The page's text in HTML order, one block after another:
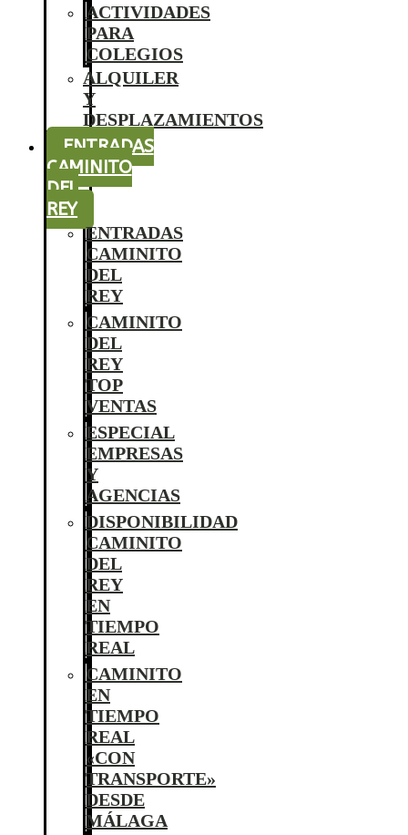
ACTIVIDADES
PARA
COLEGIOS
ALQUILER
Y
DESPLAZAMIENTOS
ENTRADAS
CAMINITO
DEL
REY
ENTRADAS
CAMINITO
DEL
REY
CAMINITO
DEL
REY
TOP
VENTAS
ESPECIAL
EMPRESAS
Y
AGENCIAS
DISPONIBILIDAD
CAMINITO
DEL
REY
EN
TIEMPO
REAL
CAMINITO
EN
TIEMPO
REAL
«CON
TRANSPORTE»
DESDE
MÁLAGA